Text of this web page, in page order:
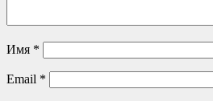
Имя *
Email *